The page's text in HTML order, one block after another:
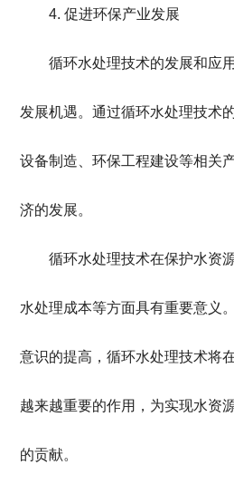
4. 促进环保产业发展
循环水处理技术的发展和应用
发展机遇。通过循环水处理技术
设备制造、环保工程建设等相关
济的发展。
循环水处理技术在保护水资源
水处理成本等方面具有重要意义
意识的提高，循环水处理技术将
越来越重要的作用，为实现水资
的贡献。